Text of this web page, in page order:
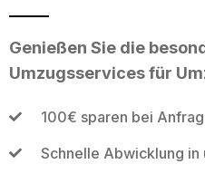
Genießen Sie die
Umzugsservices für
100€ sparen bei
Schnelle Abwicklung in